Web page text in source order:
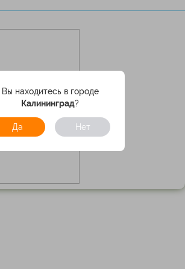
Вы находитесь в городе
Калининград?
Да Нет